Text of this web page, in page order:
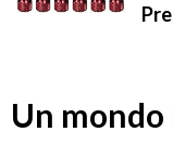
Un